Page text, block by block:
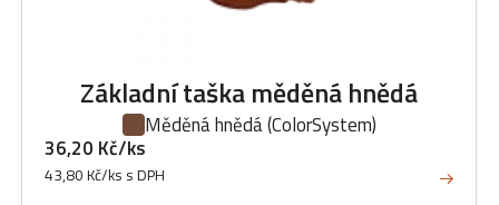
Základní taška měděná hnědá
Měděná hnědá(ColorSystem)
36,20 Kč/ks
43,80 Kč/ks s DPH